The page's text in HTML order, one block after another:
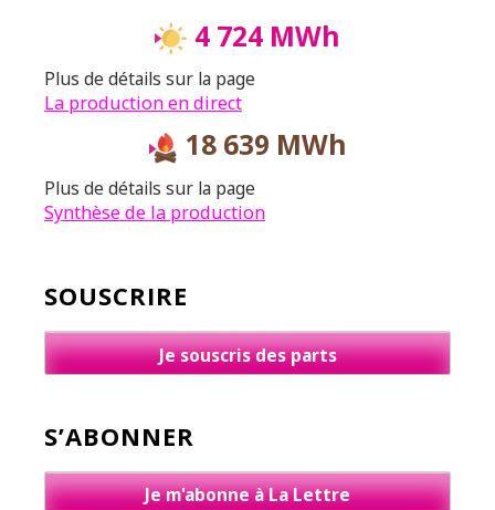
4 724 MWh
Plus de détails sur la page
La production en direct
18 639 MWh
Plus de détails sur la page
Synthèse de la production
SOUSCRIRE
Je souscris des parts
S’ABONNER
Je m'abonne à La Lettre